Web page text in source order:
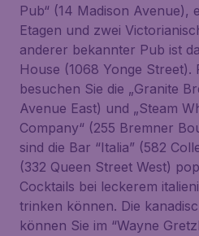
Pub“ (14 Madison Avenue),
Etagen und zwei
anderer bekannter Pub ist
House (1068 Yonge Street).
besuchen Sie die „Granite
Avenue East) und „Steam
Company“ (255 Bremner
sind die Bar “Italia” (582
(332 Queen Street West)
Cocktails bei leckerem
trinken können. Die
können Sie im “Wayne